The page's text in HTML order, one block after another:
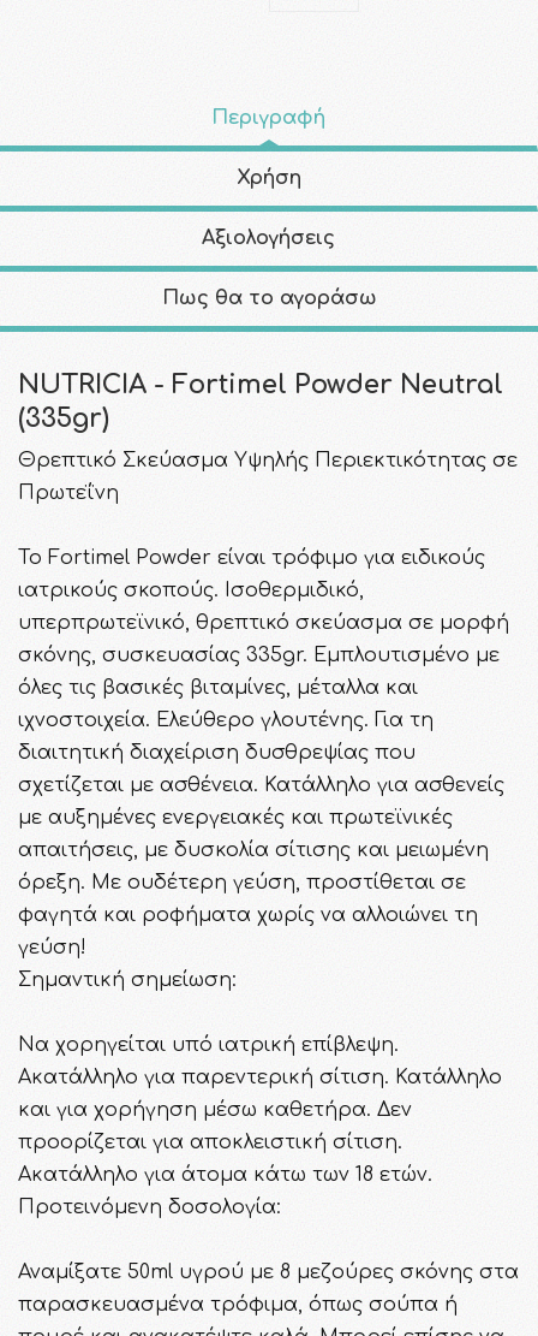
Περιγραφή
Χρήση
Αξιολογήσεις
Πως θα το αγοράσω
NUTRICIA - Fortimel Powder Neutral
(335gr)
Θρεπτικό Σκεύασμα Υψηλής Περιεκτικότητας σε
Πρωτεΐνη
Το Fortimel Powder είναι τρόφιμο για ειδικούς
ιατρικούς σκοπούς. Iσοθερμιδικό,
υπερπρωτεϊνικό, θρεπτικό σκεύασμα σε μορφή
σκόνης, συσκευασίας 335gr. Εμπλουτισμένο με
όλες τις βασικές βιταμίνες, μέταλλα και
ιχνοστοιχεία. Ελεύθερο γλουτένης. Για τη
διαιτητική διαχείριση δυσθρεψίας που
σχετίζεται με ασθένεια. Κατάλληλο για ασθενείς
με αυξημένες ενεργειακές και πρωτεϊνικές
απαιτήσεις, με δυσκολία σίτισης και μειωμένη
όρεξη. Με ουδέτερη γεύση, προστίθεται σε
φαγητά και ροφήματα χωρίς να αλλοιώνει τη
γεύση!
Σημαντική σημείωση:
Να χορηγείται υπό ιατρική επίβλεψη.
Ακατάλληλο για παρεντερική σίτιση. Κατάλληλο
και για χορήγηση μέσω καθετήρα. Δεν
προορίζεται για αποκλειστική σίτιση.
Ακατάλληλο για άτομα κάτω των 18 ετών.
Προτεινόμενη δοσολογία:
Αναμίξατε 50ml υγρού με 8 μεζούρες σκόνης στα
παρασκευασμένα τρόφιμα, όπως σούπα ή